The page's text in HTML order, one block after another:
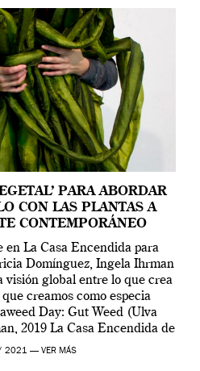
PARA ABORDAR
CON LAS PLANTAS A
CONTEMPORÁNEO
La Casa Encendida para
Domínguez, Ingela Ihrman
visión global entre lo que crea
creamos como especia
Day: Gut Weed (Ulva
2019 La Casa Encendida de
Wellcome […]
2021 — VER MÁS